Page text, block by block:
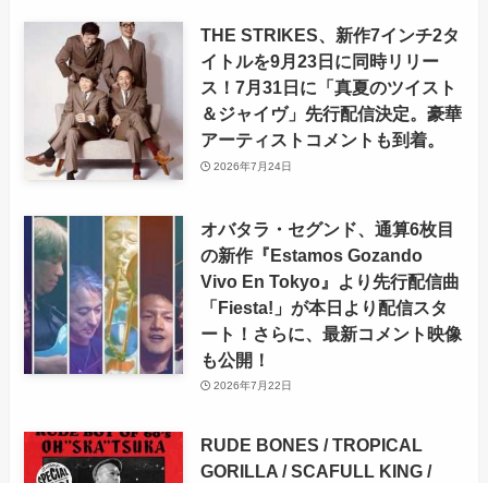
THE STRIKES、新作7インチ2タ
イトルを9月23日に同時リリー
ス！7月31日に「真夏のツイスト
＆ジャイヴ」先行配信決定。豪華
アーティストコメントも到着。
2026年7月24日
オバタラ・セグンド、通算6枚目
の新作『Estamos Gozando
Vivo En Tokyo』より先行配信曲
「Fiesta!」が本日より配信スタ
ート！さらに、最新コメント映像
も公開！
2026年7月22日
RUDE BONES / TROPICAL
GORILLA / SCAFULL KING /